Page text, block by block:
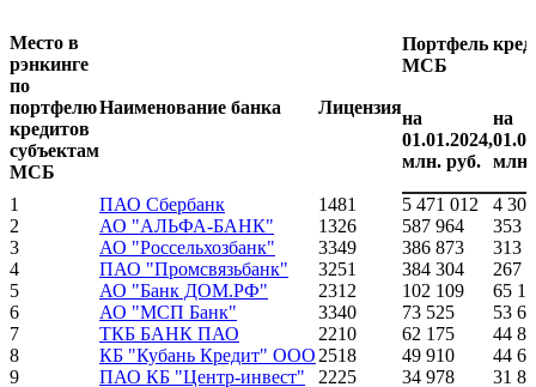
Место в
рэнкинге
по
портфелю
кредитов
субъектам
МСБ
Наименование банка Лицензия
Портфель
МСБ
на
01.01.2024,
млн. руб.
на
млн.
1 ПАО Сбербанк 1481 5 471 012
4
2
АО "АЛЬФА-БАНК" 1326 587 964
353
3
АО "Россельхозбанк" 3349 386 873
313
4
ПАО "Промсвязьбанк" 3251 384 304
267
5
АО "Банк ДОМ.РФ" 2312 102 109
65
6
АО "МСП Банк" 3340 73 525
53
7
ТКБ БАНК ПАО 2210 62 175
44
8
КБ "Кубань Кредит" ООО 2518 49 910
44
9
ПАО КБ "Центр-инвест" 2225 34 978 31